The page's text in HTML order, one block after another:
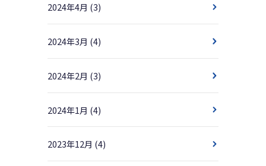
2024年4月 (3)
2024年3月 (4)
2024年2月 (3)
2024年1月 (4)
2023年12月 (4)